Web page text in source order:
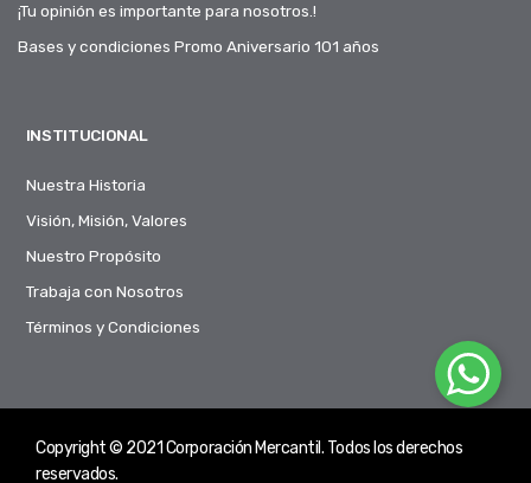
¡Tu opinión es importante para nosotros.!
Bases y condiciones Promo Aniversario 101 años
INSTITUCIONAL
Nuestra Historia
Visión, Misión, Valores
Nuestro Propósito
Trabaja con Nosotros
Términos y Condiciones
Copyright © 2021 Corporación Mercantil. Todos los derechos
reservados.